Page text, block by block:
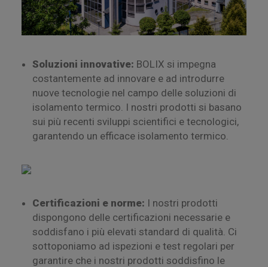
Soluzioni innovative: BOLIX si impegna
costantemente ad innovare e ad introdurre
nuove tecnologie nel campo delle soluzioni di
isolamento termico. I nostri prodotti si basano
sui più recenti sviluppi scientifici e tecnologici,
garantendo un efficace isolamento termico.
Certificazioni e norme: I nostri prodotti
dispongono delle certificazioni necessarie e
soddisfano i più elevati standard di qualità. Ci
sottoponiamo ad ispezioni e test regolari per
garantire che i nostri prodotti soddisfino le